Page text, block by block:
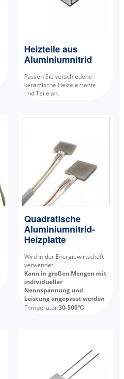
Heizteile aus
Aluminiumnitrid
Passen Sie verschiedene
keramische Heizelemente
und Teile an.
Quadratische
Aluminiumnitrid-
Heizplatte
Wird in der Energiewirtschaft
verwendet
Kann in großen Mengen mit
individueller
Nennspannung und
Leistung angepasst werden
Temperatur30-500℃